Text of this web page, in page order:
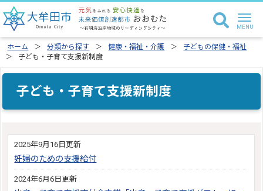
ホーム 分類から探す 健康・福祉・介護
子どもの保健・福祉
子ども・子育て支援新制度
子ども・子育て支援新制度
2025年9月16日更新
妊婦のための支援給付
2024年6月6日更新